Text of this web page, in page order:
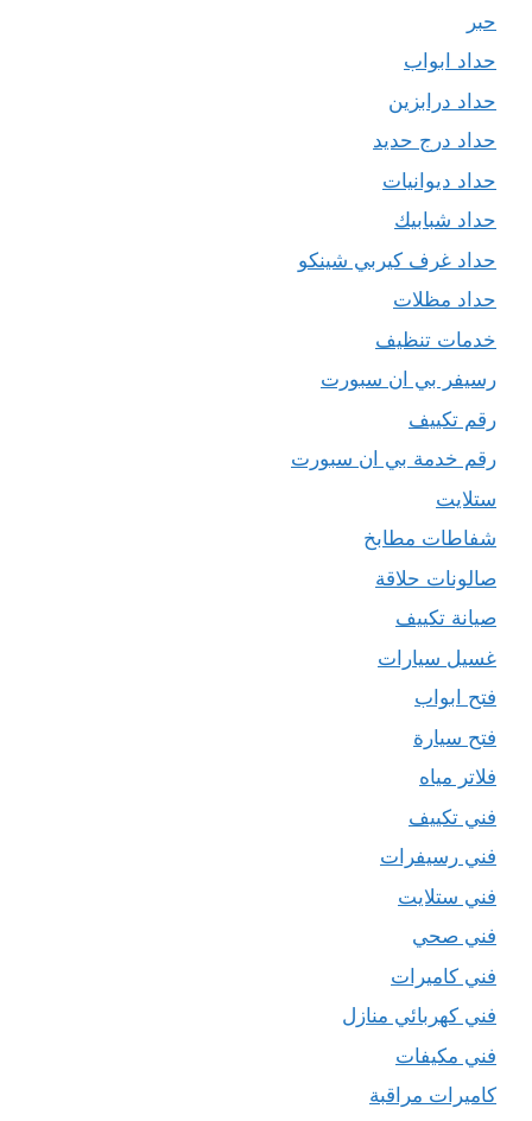
حبر
حداد ابواب
حداد درابزين
حداد درج حديد
حداد ديوانيات
حداد شبابيك
حداد غرف كيربي شينكو
حداد مظلات
خدمات تنظيف
رسيفر بي ان سبورت
رقم تكييف
رقم خدمة بي ان سبورت
ستلايت
شفاطات مطابخ
صالونات حلاقة
صيانة تكييف
غسيل سيارات
فتح ابواب
فتح سيارة
فلاتر مياه
فني تكييف
فني رسيفرات
فني ستلايت
فني صحي
فني كاميرات
فني كهربائي منازل
فني مكيفات
كاميرات مراقبة